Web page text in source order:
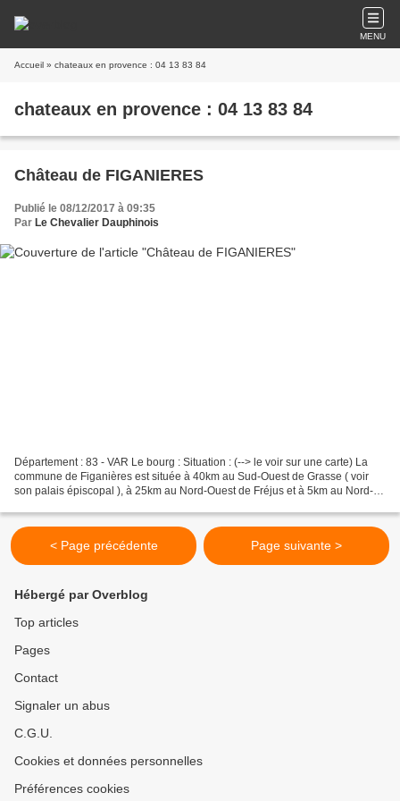
MENU
Accueil » chateaux en provence : 04 13 83 84
chateaux en provence : 04 13 83 84
Château de FIGANIERES
Publié le 08/12/2017 à 09:35
Par Le Chevalier Dauphinois
Département : 83 - VAR Le bourg : Situation : (--> le voir sur une carte) La
commune de Figanières est située à 40km au Sud-Ouest de Grasse ( voir
son palais épiscopal ), à 25km au Nord-Ouest de Fréjus et à 5km au Nord-
< Page précédente Page suivante >
Hébergé par Overblog
Top articles
Pages
Contact
Signaler un abus
C.G.U.
Cookies et données personnelles
Préférences cookies